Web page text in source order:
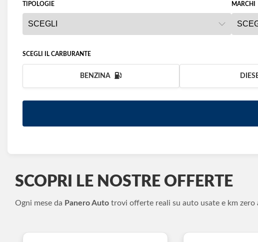
TIPOLOGIE MARCHI
SCEGLI IL CARBURANTE
BENZINA
SCOPRI LE NOSTRE OFFERTE
Ogni mese da Panero Auto trovi offerte reali su auto usate e km zero